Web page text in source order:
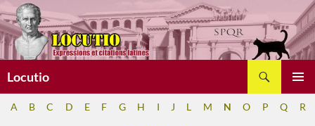
Aller
au
contenu
Locutio
A B C D E F G H I J L M N O P Q R